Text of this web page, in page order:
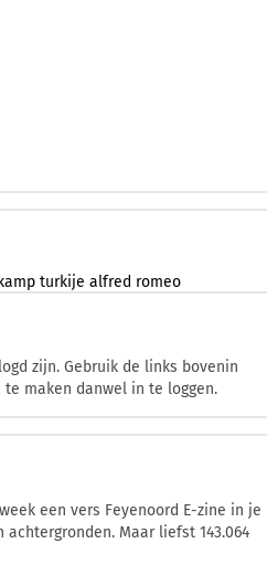
turkije alfred romeo
zijn. Gebruik de links bovenin
maken danwel in te loggen.
een vers Feyenoord E-zine in je
Maar liefst 143.064